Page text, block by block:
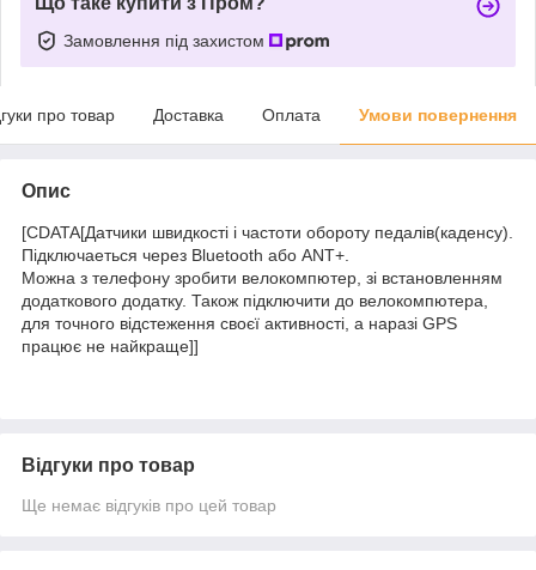
Замовлення під захистом
про товар Доставка Оплата Умови повернення
Опис
[CDATA[Датчики швидкості і частоти обороту педалів(каденсу).
Підключаеться через Bluetooth або ANT+.
Можна з телефону зробити велокомпютер, зі встановленням
додаткового додатку. Також підключити до велокомпютера,
для точного відстеження своєї активності, а наразі GPS
працює не найкраще]]
Відгуки про товар
Ще немає відгуків про цей товар